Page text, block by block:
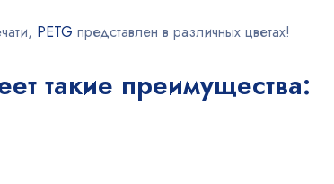
PETG представлен в различных цветах!
такие преимущества: